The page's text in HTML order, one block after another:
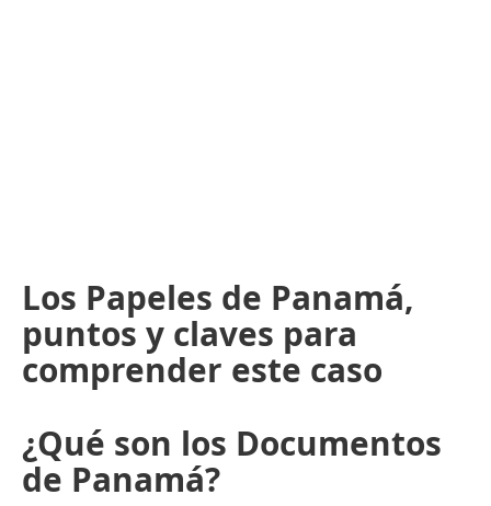
Los Papeles de Panamá,
puntos y claves para
comprender este caso
¿Qué son los Documentos
de Panamá?